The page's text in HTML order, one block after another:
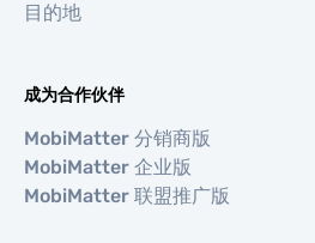
目的地
成为合作伙伴
MobiMatter 分销商版
MobiMatter 企业版
MobiMatter 联盟推广版